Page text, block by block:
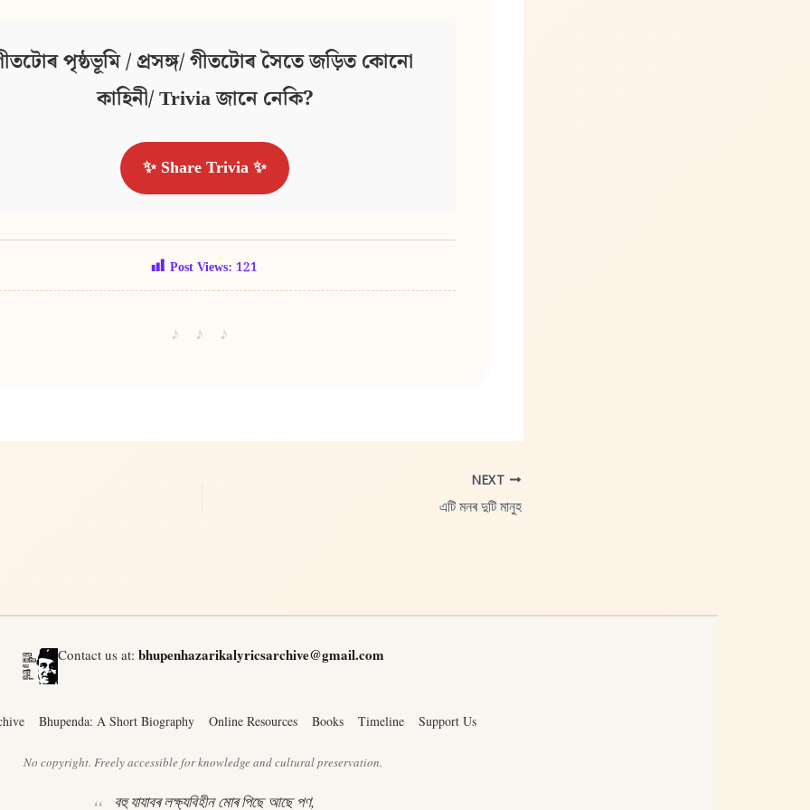
পৃষ্ঠভূমি / প্ৰসঙ্গ/ গীতটোৰ সৈতে জড়িত কোনো
কাহিনী/ Trivia জানে নেকি?
✨ Share Trivia ✨
Post Views: 121
NEXT
এটি মনৰ দুটি মানুহ
Contact us at: bhupenhazarikalyricsarchive@gmail.com
Bhupenda: A Short Biography Online Resources Books Timeline Support Us
No copyright. Freely accessible for knowledge and cultural preservation.
বহু যাযাবৰ লক্ষ্যবিহীন মোৰ পিছে আছে পণ,